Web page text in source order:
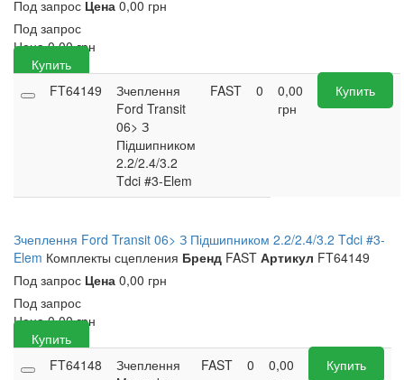
Под запрос Цена 0,00 грн
Под запрос
Цена 0,00грн
Купить
FT64149
Зчеплення
Ford Transit
06> З
Підшипником
2.2/2.4/3.2
Tdci #3-Elem
FAST 0
0,00
грн
Купить
Зчеплення Ford Transit 06> З Підшипником 2.2/2.4/3.2 Tdci #3-
Elem Комплекты сцепления Бренд FAST Артикул FT64149
Под запрос Цена 0,00 грн
Под запрос
Цена 0,00грн
Купить
FT64148
Зчеплення
FAST 0
0,00
Купить